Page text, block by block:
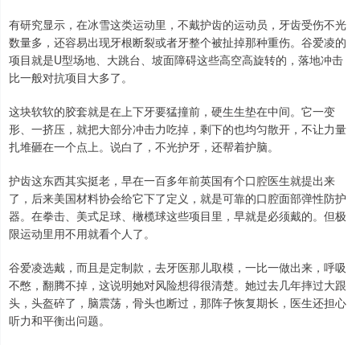
有研究显示，在冰雪这类运动里，不戴护齿的运动员，牙齿受伤不光
数量多，还容易出现牙根断裂或者牙整个被扯掉那种重伤。谷爱凌的
项目就是U型场地、大跳台、坡面障碍这些高空高旋转的，落地冲击
比一般对抗项目大多了。
这块软软的胶套就是在上下牙要猛撞前，硬生生垫在中间。它一变
形、一挤压，就把大部分冲击力吃掉，剩下的也均匀散开，不让力量
扎堆砸在一个点上。说白了，不光护牙，还帮着护脑。
护齿这东西其实挺老，早在一百多年前英国有个口腔医生就提出来
了，后来美国材料协会给它下了定义，就是可靠的口腔面部弹性防护
器。在拳击、美式足球、橄榄球这些项目里，早就是必须戴的。但极
限运动里用不用就看个人了。
谷爱凌选戴，而且是定制款，去牙医那儿取模，一比一做出来，呼吸
不憋，翻腾不掉，这说明她对风险想得很清楚。她过去几年摔过大跟
头，头盔碎了，脑震荡，骨头也断过，那阵子恢复期长，医生还担心
听力和平衡出问题。